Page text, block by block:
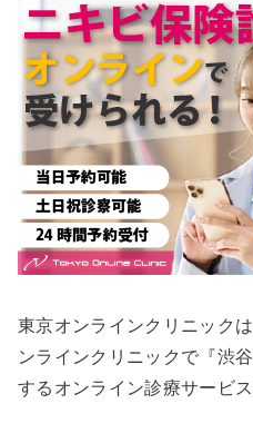
東京オンラインクリニック
ンラインクリニックで『渋
するオンライン診療サービス